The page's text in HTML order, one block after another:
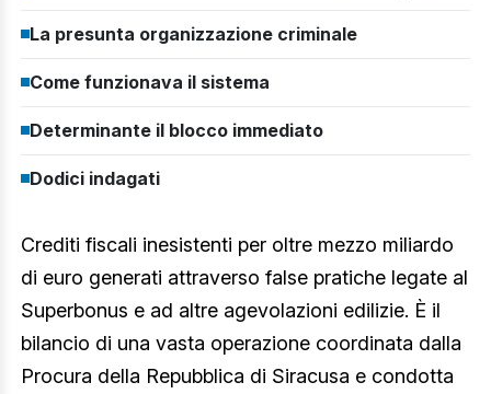
La presunta organizzazione criminale
Come funzionava il sistema
Determinante il blocco immediato
Dodici indagati
Crediti fiscali inesistenti per oltre mezzo miliardo
di euro generati attraverso false pratiche legate al
Superbonus e ad altre agevolazioni edilizie. È il
bilancio di una vasta operazione coordinata dalla
Procura della Repubblica di Siracusa e condotta